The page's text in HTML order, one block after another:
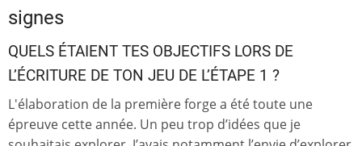
signes
QUELS ÉTAIENT TES OBJECTIFS LORS DE
L’ÉCRITURE DE TON JEU DE L’ÉTAPE 1 ?
L'élaboration de la première forge a été toute une
épreuve cette année. Un peu trop d’idées que je